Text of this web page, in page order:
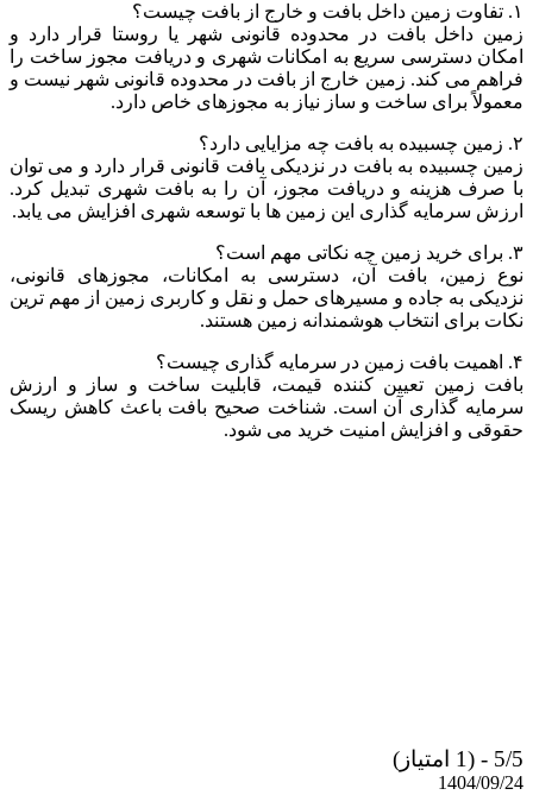
۱. تفاوت زمین داخل بافت و خارج از بافت چیست؟
زمین داخل بافت در محدوده قانونی شهر یا روستا قرار دارد و
امکان دسترسی سریع به امکانات شهری و دریافت مجوز ساخت را
فراهم می کند. زمین خارج از بافت در محدوده قانونی شهر نیست و
معمولاً برای ساخت و ساز نیاز به مجوزهای خاص دارد.
۲. زمین چسبیده به بافت چه مزایایی دارد؟
زمین چسبیده به بافت در نزدیکی بافت قانونی قرار دارد و می توان
با صرف هزینه و دریافت مجوز، آن را به بافت شهری تبدیل کرد.
ارزش سرمایه گذاری این زمین ها با توسعه شهری افزایش می یابد.
۳. برای خرید زمین چه نکاتی مهم است؟
نوع زمین، بافت آن، دسترسی به امکانات، مجوزهای قانونی،
نزدیکی به جاده و مسیرهای حمل و نقل و کاربری زمین از مهم ترین
نکات برای انتخاب هوشمندانه زمین هستند.
۴. اهمیت بافت زمین در سرمایه گذاری چیست؟
بافت زمین تعیین کننده قیمت، قابلیت ساخت و ساز و ارزش
سرمایه گذاری آن است. شناخت صحیح بافت باعث کاهش ریسک
حقوقی و افزایش امنیت خرید می شود.
5/5 - (1 امتیاز)
1404/09/24